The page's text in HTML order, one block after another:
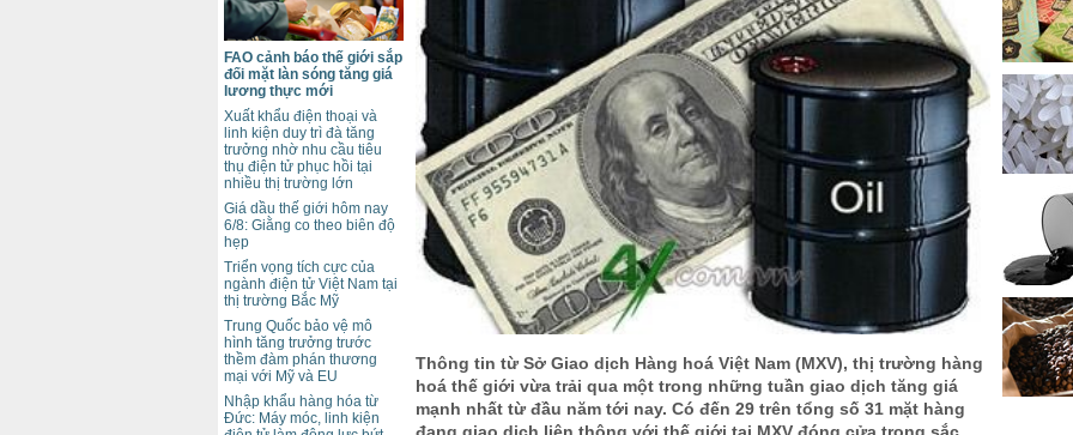
Thông tin từ Sở Giao dịch Hàng hoá Việt Nam (MXV), thị trường hàng
hoá thế giới vừa trải qua một trong những tuần giao dịch tăng giá
mạnh nhất từ đầu năm tới nay. Có đến 29 trên tổng số 31 mặt hàng
FAO cảnh báo thế giới sắp
đối mặt làn sóng tăng giá
lương thực mới
Xuất khẩu điện thoại và
linh kiện duy trì đà tăng
trưởng nhờ nhu cầu tiêu
thụ điện tử phục hồi tại
nhiều thị trường lớn
Giá dầu thế giới hôm nay
6/8: Giằng co theo biên độ
hẹp
Triển vọng tích cực của
ngành điện tử Việt Nam tại
thị trường Bắc Mỹ
Trung Quốc bảo vệ mô
hình tăng trưởng trước
thềm đàm phán thương
mại với Mỹ và EU
Nhập khẩu hàng hóa từ
Đức: Máy móc, linh kiện